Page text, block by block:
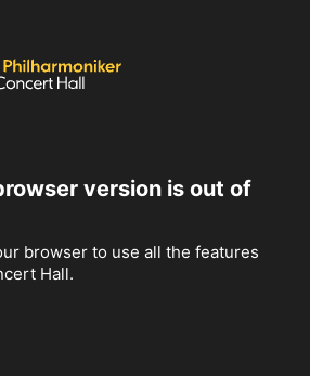
version is out of
browser to use all the features
Hall.